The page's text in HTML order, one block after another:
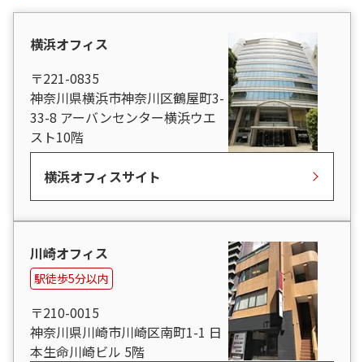
横浜オフィス
〒221-0835
神奈川県横浜市神奈川区鶴屋町3-
33-8 アーバンセンター横浜ウエ
スト10階
横浜オフィスサイト
川崎オフィス
駅徒歩5分以内
〒210-0015
神奈川県川崎市川崎区南町1-1 日
本生命川崎ビル 5階